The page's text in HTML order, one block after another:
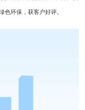
色环保，获客户好评。